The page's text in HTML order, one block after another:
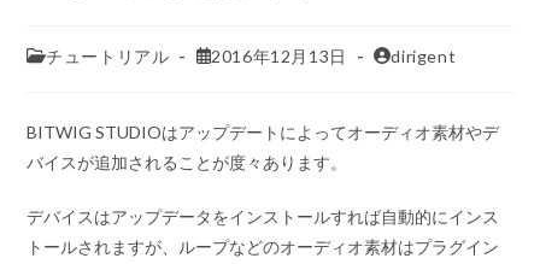
チュートリアル 2016年12月13日 dirigent
BITWIG STUDIOはアップデートによってオーディオ素材やデ
バイスが追加されることが度々あります。
デバイスはアップデータをインストールすれば自動的にインス
トールされますが、ループなどのオーディオ素材はプラグイン